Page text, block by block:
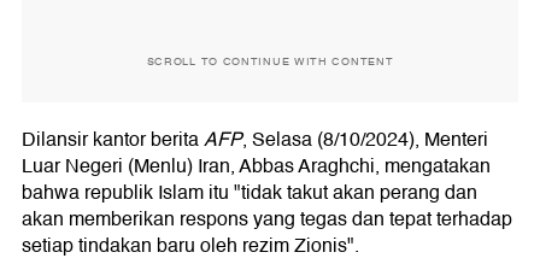
SCROLL TO CONTINUE WITH CONTENT
Dilansir kantor beritaAFP, Selasa (8/10/2024), Menteri
Luar Negeri (Menlu) Iran, Abbas Araghchi, mengatakan
bahwa republik Islam itu "tidak takut akan perang dan
akan memberikan respons yang tegas dan tepat terhadap
setiap tindakan baru oleh rezim Zionis".